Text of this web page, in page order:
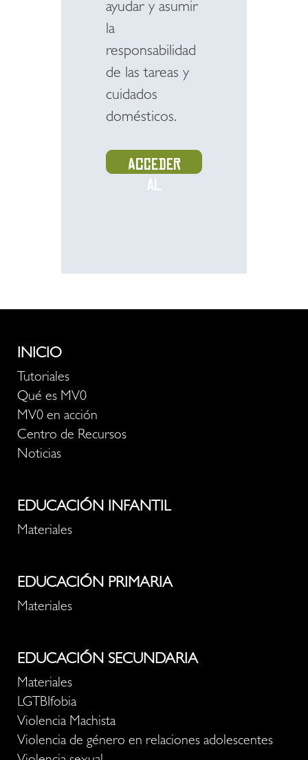
ayudar y asumir
la
responsabilidad
de las tareas y
cuidados
domésticos.
Acceder
al
INICIO
Tutoriales
Qué es MV0
MV0 en acción
Centro de Recursos
Noticias
EDUCACIÓN INFANTIL
Materiales
EDUCACIÓN PRIMARIA
Materiales
EDUCACIÓN SECUNDARIA
Materiales
LGTBIfobia
Violencia Machista
Violencia de género en relaciones adolescentes